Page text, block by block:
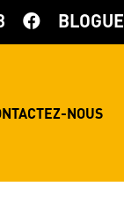
BLOGUE
NOUS